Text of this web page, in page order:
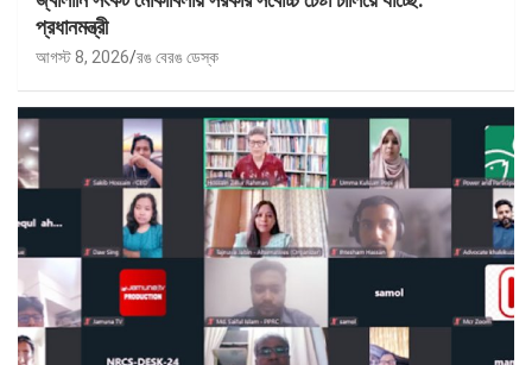
প্রধানমন্ত্রী
আগস্ট 8, 2026 রঙ বেরঙ ডেস্ক